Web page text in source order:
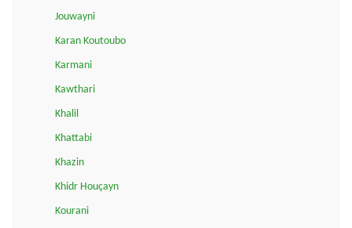
Jouwayni
Karan Koutoubo
Karmani
Kawthari
Khalil
Khattabi
Khazin
Khidr Houçayn
Kourani